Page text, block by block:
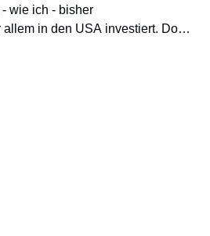
wie ich - bisher
in den USA investiert. Doch
dass man breiter
bessere Renditen zu erzielen.
zunehmend die USA,